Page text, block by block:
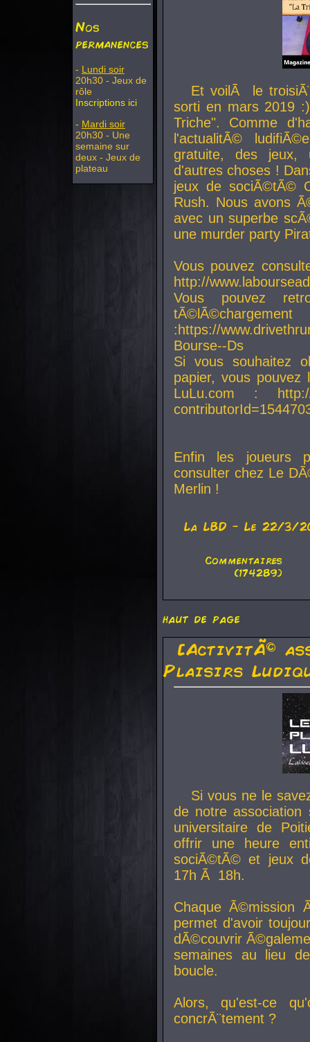
Nos
permanences
- Lundi soir
20h30 - Jeux de
rôle
Inscriptions ici
- Mardi soir
20h30 - Une
semaine sur
deux - Jeux de
plateau
Et voilÃ le
sorti en mars 2019
Triche". Comme
l'actualitÃ©
gratuite, des jeux,
d'autres choses !
jeux de sociÃ©tÃ©
Rush. Nous avons
avec un superbe
une murder party
Vous pouvez
http://
Vous pouvez
:https://
Bourse--Ds
Si vous souhaitez
papier, vous
LuLu.com : http://
Enfin les joueurs
consulter chez Le
Merlin !
La LBD - Le 22/3/
Commentaires
(174289)
haut de page
[ActivitÃ©
Plaisirs
Si vous ne le
de notre
universitaire de
offrir une heure
sociÃ©tÃ© et jeux
17h Ã 18h.
Chaque Ã©mission
permet d'avoir
dÃ©couvrir
semaines au lieu
boucle.
Alors, qu'est-ce
concrÃ¨tement ?